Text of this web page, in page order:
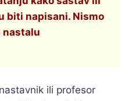
biti napisani. Nismo
nastalu
ili profesor